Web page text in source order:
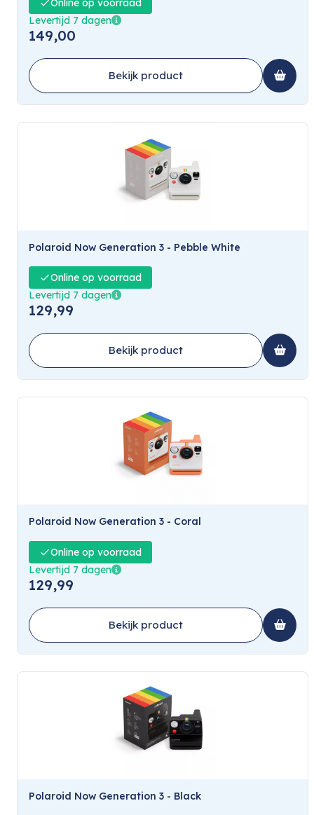
Online op voorraad
Levertijd 7 dagen
149,00
Bekijk product
Polaroid Now Generation 3 - Pebble White
Online op voorraad
Levertijd 7 dagen
129,99
Bekijk product
Polaroid Now Generation 3 - Coral
Online op voorraad
Levertijd 7 dagen
129,99
Bekijk product
Polaroid Now Generation 3 - Black